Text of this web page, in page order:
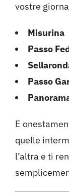
vostre
Misurina
Passo
Passo
E
quelle
l’altra e ti